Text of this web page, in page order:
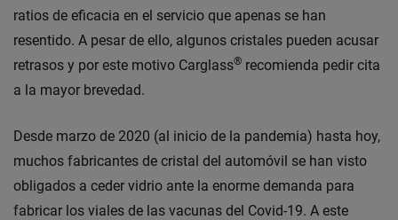
ratios de eficacia en el servicio que apenas se han
resentido. A pesar de ello, algunos cristales pueden acusar
retrasos y por este motivo Carglass® recomienda pedir cita
a la mayor brevedad.
Desde marzo de 2020 (al inicio de la pandemia) hasta hoy,
muchos fabricantes de cristal del automóvil se han visto
obligados a ceder vidrio ante la enorme demanda para
fabricar los viales de las vacunas del Covid-19. A este